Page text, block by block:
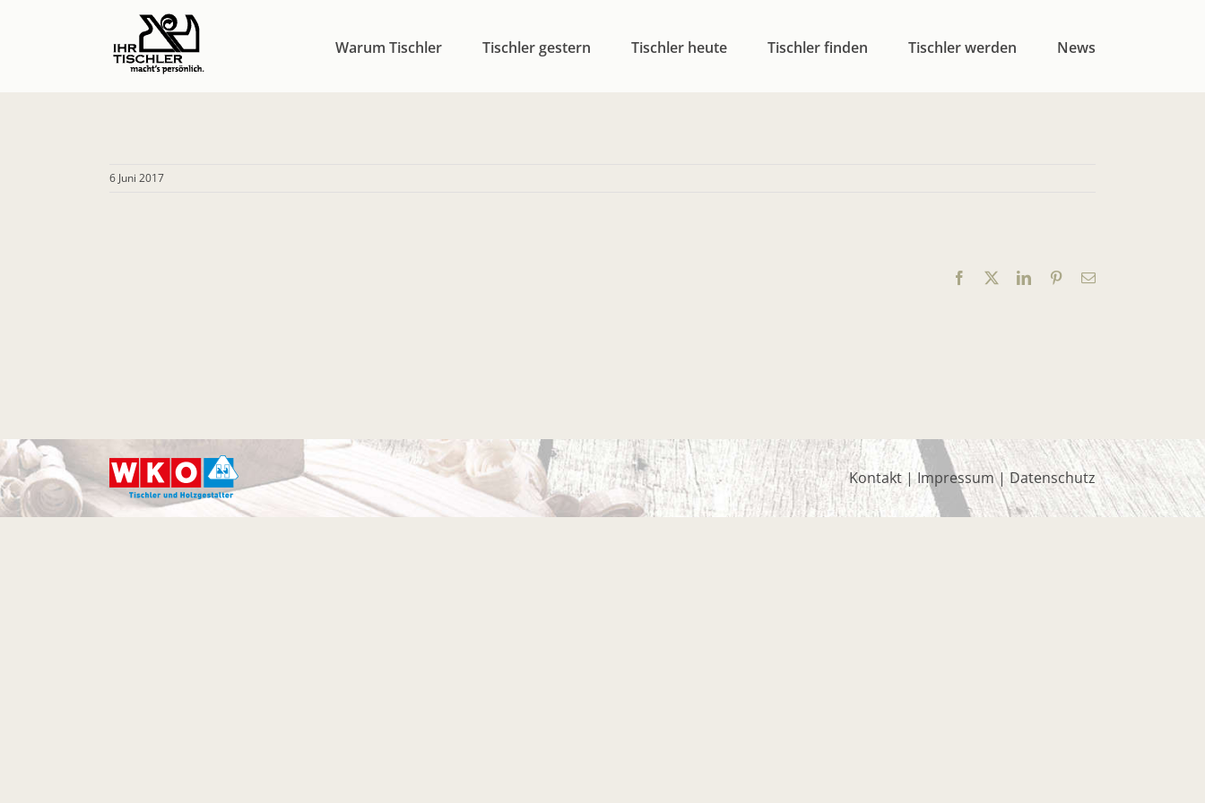
Warum Tischler Tischler gestern Tischler heute Tischler finden Tischler werden News
6 Juni 2017
Facebook LinkedInPinterest
E-
Kontakt |Impressum|Datenschutz